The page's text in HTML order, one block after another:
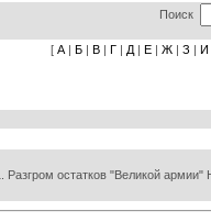
Поиск
[ А | Б | В | Г | Д | Е | Ж | З | И
Разгром остатков "Великой